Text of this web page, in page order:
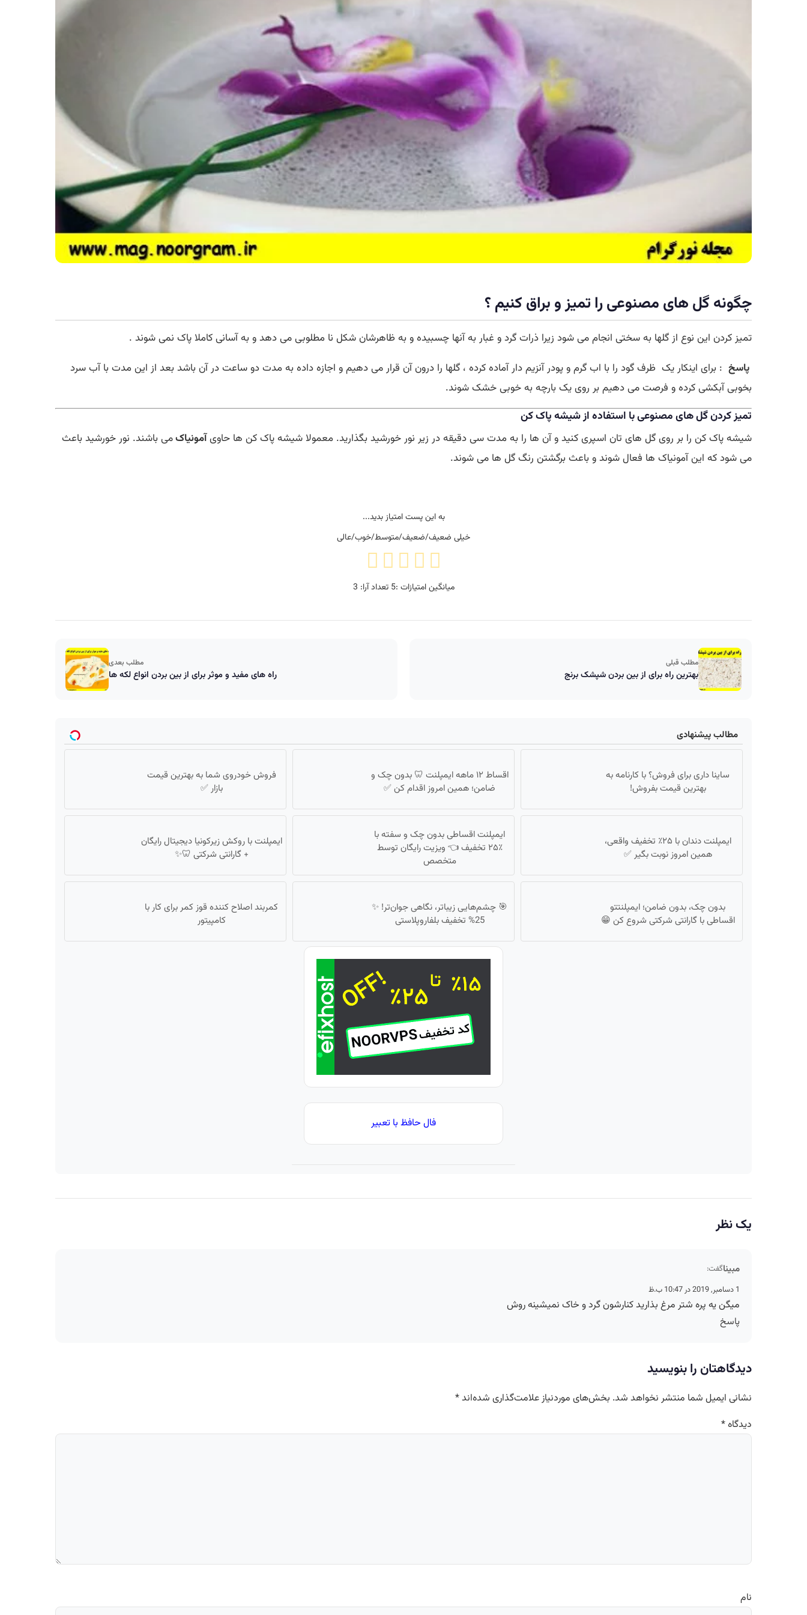
چگونه گل های مصنوعی را تمیز و براق کنیم ؟
تمیز کردن این نوع از گلها به سختی انجام می شود زیرا ذرات گرد و غبار به آنها چسبیده و به ظاهرشان شکل نا مطلوبی می دهد و به آسانی کاملا پاک نمی شوند .
پاسخ : برای اینکار یک ظرف گود را با اب گرم و پودر آنزیم دار آماده کرده ، گلها را درون آن قرار می دهیم و اجازه داده به مدت دو ساعت در آن باشد بعد از این مدت با آب سرد
بخوبی آبکشی کرده و فرصت می دهیم بر روی یک بارچه به خوبی خشک شوند.
تمیز کردن گل های مصنوعی با استفاده از شیشه پاک کن
شیشه پاک کن را بر روی گل های تان اسپری کنید و آن ها را به مدت سی دقیقه در زیر نور خورشید بگذارید. معمولا شیشه پاک کن ها حاویآمونیاکمی باشند. نور خورشید باعث
می شود که این آمونیاک ها فعال شوند و باعث برگشتن رنگ گل ها می شوند.
به این پست امتیاز بدید...
خیلی ضعیف/ضعیف/متوسط/خوب/عالی
میانگین امتیازات :5 تعداد آرا: 3
مطلب قبلی
بهترین راه برای از بین بردن شپشک برنج
مطلب بعدی
راه های مفید و موثر برای از بین بردن انواع لکه ها
مطالب پیشنهادی
ساینا داری برای فروش؟ با کارنامه به
بهترین قیمت بفروش!
اقساط ۱۲ ماهه ایمپلنت 🦷 بدون چک و
ضامن؛ همین امروز اقدام کن ✅
فروش خودروی شما به بهترین قیمت
بازار ✅
ایمپلنت دندان با ۲۵٪ تخفیف واقعی،
همین امروز نوبت بگیر ✅
ایمپلنت اقساطی بدون چک و سفته با
٪۲۵ تخفیف 👈 ویزیت رایگان توسط
متخصص
ایمپلنت با روکش زیرکونیا دیجیتال رایگان
+ گارانتی شرکتی 🦷✨
بدون چک، بدون ضامن؛ ایمپلنتتو
اقساطی با گارانتی شرکتی شروع کن 😁
🎯 چشم‌هایی زیباتر، نگاهی جوان‌تر! ✨
25% تخفیف بلفاروپلاستی
کمربند اصلاح کننده قوز کمر برای کار با
کامپیتور
فال حافظ با تعبیر
یک نظر
مبیناگفت:
1 دسامبر, 2019 در 10:47 ب.ظ
میگن یه پره شتر مرغ بذارید کنارشون گرد و خاک نمیشینه روش
پاسخ
دیدگاهتان را بنویسید
نشانی ایمیل شما منتشر نخواهد شد. بخش‌های موردنیاز علامت‌گذاری شده‌اند*
دیدگاه*
نام